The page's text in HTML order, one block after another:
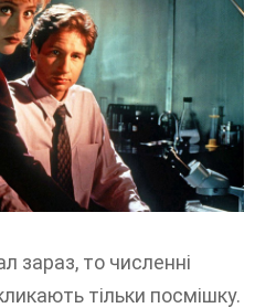
зараз, то численні
тільки посмішку.